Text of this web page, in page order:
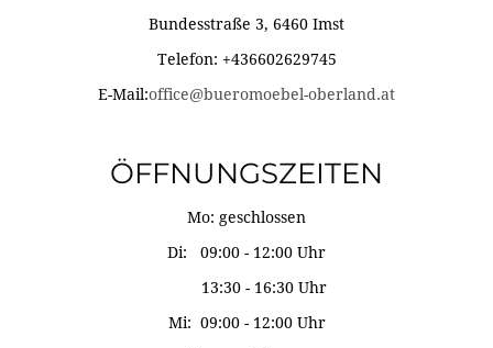
Bundesstraße 3, 6460 Imst
Telefon: +436602629745
E-Mail:office@bueromoebel-oberland.at
ÖFFNUNGSZEITEN
Mo: geschlossen
Di: 09:00 - 12:00 Uhr
13:30 - 16:30 Uhr
Mi: 09:00 - 12:00 Uhr